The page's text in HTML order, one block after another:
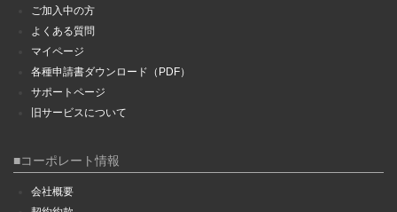
ご加入中の方
よくある質問
マイページ
各種申請書ダウンロード（PDF）
サポートページ
旧サービスについて
■コーポレート情報
会社概要